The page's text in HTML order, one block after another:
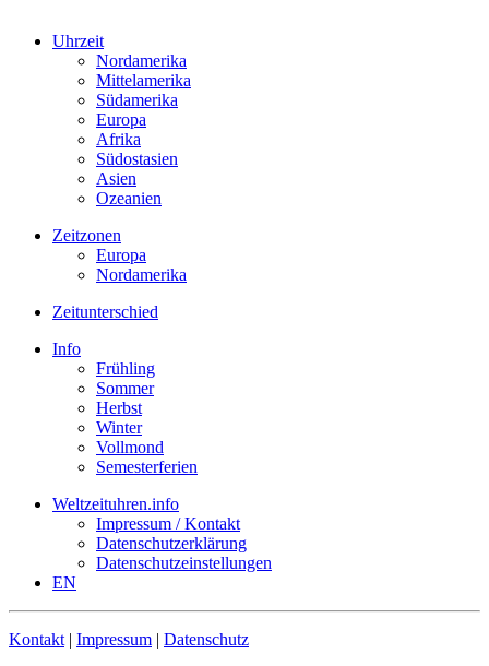
Uhrzeit
Nordamerika
Mittelamerika
Südamerika
Europa
Afrika
Südostasien
Asien
Ozeanien
Zeitzonen
Europa
Nordamerika
Zeitunterschied
Info
Frühling
Sommer
Herbst
Winter
Vollmond
Semesterferien
Weltzeituhren.info
Impressum / Kontakt
Datenschutzerklärung
Datenschutzeinstellungen
EN
Kontakt | Impressum | Datenschutz